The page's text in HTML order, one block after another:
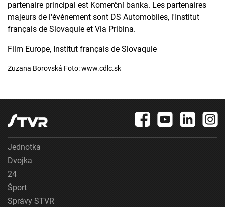
partenaire principal est Komerční banka. Les partenaires
majeurs de l'événement sont DS Automobiles, l'Institut
français de Slovaquie et Via Pribina.
Film Europe, Institut français de Slovaquie
Zuzana Borovská Foto: www.cdlc.sk
Jednotka
Dvojka
24
Šport
Správy STVR